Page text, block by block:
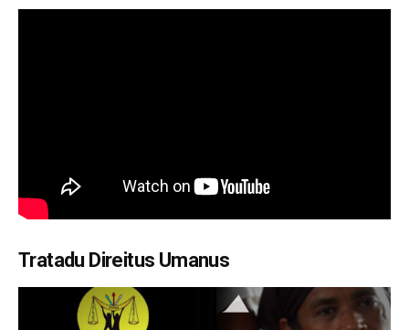
Tratadu Direitus Umanus